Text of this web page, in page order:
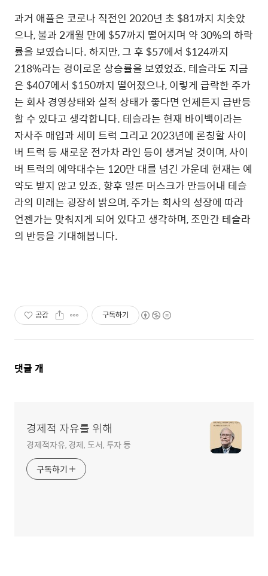
과거 애플은 코로나 직전인 2020년 초 $81까지 치솟았
으나, 불과 2개월 만에 $57까지 떨어지며 약 30%의 하락
률을 보였습니다. 하지만, 그 후 $57에서 $124까지
218%라는 경이로운 상승률을 보였었죠. 테슬라도 지금
은 $407에서 $150까지 떨어졌으나, 이렇게 급락한 주가
는 회사 경영상태와 실적 상태가 좋다면 언제든지 급반등
할 수 있다고 생각합니다. 테슬라는 현재 바이백이라는
자사주 매입과 세미 트럭 그리고 2023년에 론칭할 사이
버 트럭 등 새로운 전가차 라인 등이 생겨날 것이며, 사이
버 트럭의 예약대수는 120만 대를 넘긴 가운데 현재는 예
약도 받지 않고 있죠. 향후 일론 머스크가 만들어내 테슬
라의 미래는 굉장히 밝으며, 주가는 회사의 성장에 따라
언젠가는 맞춰지게 되어 있다고 생각하며, 조만간 테슬라
의 반등을 기대해봅니다.
공감 구독하기
댓
댓글 개
경제적 자유를 위해
경제적자유, 경제, 도서, 투자 등
구독하기